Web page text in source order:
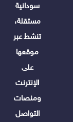
سودانية
مستقلة،
تنشط عبر
موقعها
على
الإنترنت
ومنصات
التواصل